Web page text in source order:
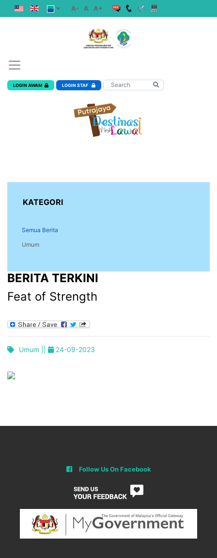
A- A A+
LOGIN AWAM LOGIN STAF
KATEGORI
Semua Berita
Umum
BERITA TERKINI
Feat of Strength
Umum || 24-09-2023
Follow Us On Facebook